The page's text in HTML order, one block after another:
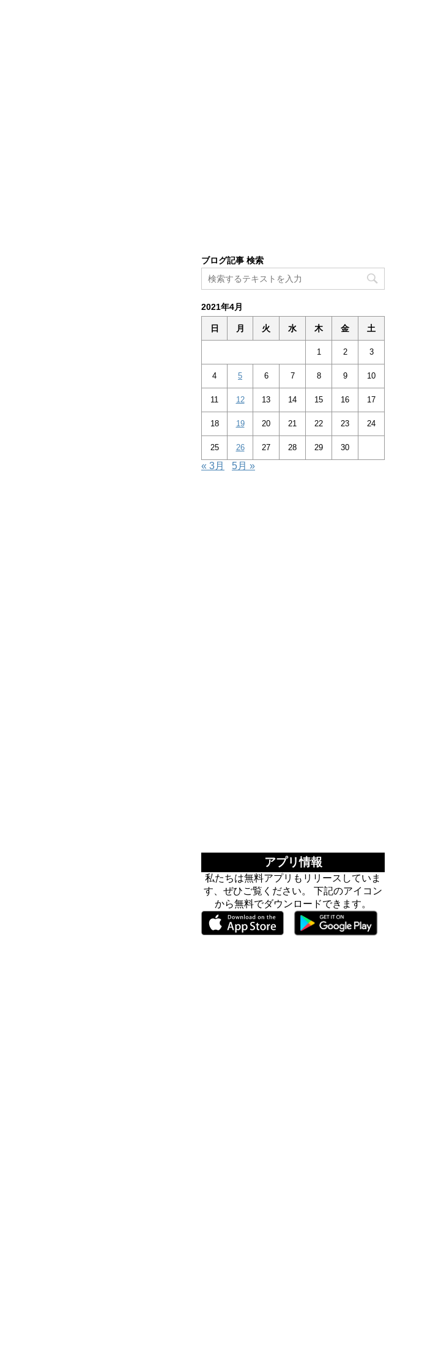
ブログ記事 検索
2021年4月
日 月 火 水 木 金 土
1 2 3
4 5 6 7 8 9 10
11 12 13 14 15 16 17
18 19 20 21 22 23 24
25 26 27 28 29 30
« 3月 5月 »
アプリ情報
私たちは無料アプリもリリースしていま
す、ぜひご覧ください。 下記のアイコン
から無料でダウンロードできます。